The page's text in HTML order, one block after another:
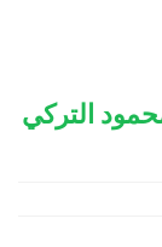
التركي